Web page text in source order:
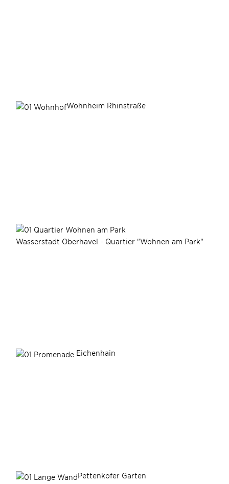
Wohnheim Rhinstraße
Wasserstadt Oberhavel - Quartier "Wohnen am Park"
Eichenhain
Pettenkofer Garten